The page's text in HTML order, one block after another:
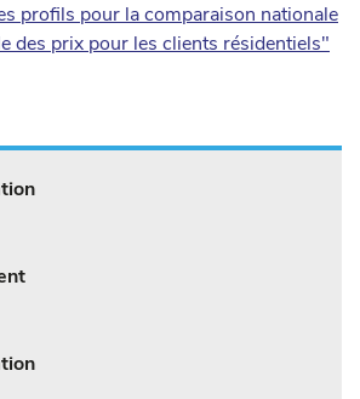
profils pour la comparaison nationale
des prix pour les clients résidentiels"